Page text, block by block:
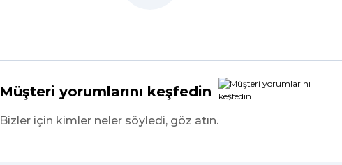
Müşteri yorumlarını keşfedin
Bizler için kimler neler söyledi, göz atın.